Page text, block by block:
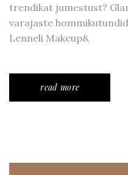
trendikat jumestust?
varajaste
Lenneli Makeup&
read more